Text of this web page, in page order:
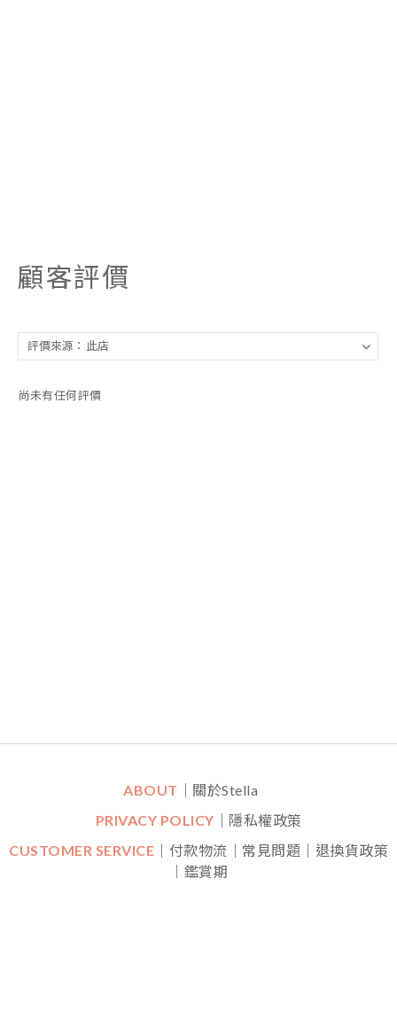
顧客評價
尚未有任何評價
ABOUT ｜關於Stella
PRIVACY POLICY ｜隱私權政策
CUSTOMER SERVICE ｜付款物流｜常見問題｜退換貨政策
｜鑑賞期